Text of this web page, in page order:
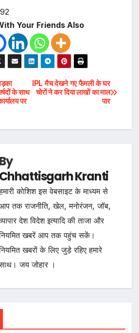
92
Your Friends Also
IPL मैच देखने गए फैमली के घर
चोरों ने कर दिया लाखों का माल
पार
के साथ
पर
By
Chhattisgarh Kranti
कोशिश इस वेबसाइट के माध्यम से
तक राजनीति, खेल, मनोरंजन, जॉब,
देश विदेश इत्यादि की ताजा और
खबरें आप तक पहुंच सकें।
खबरों के लिए जुड़े रहिए हमारे
जय जोहार ।